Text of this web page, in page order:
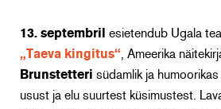
13. septembril
esietendub Ugala
„Taeva kingitus“ , Ameerika
Brunstetteri südamlik ja
usust ja elu suurtest küsimustest.